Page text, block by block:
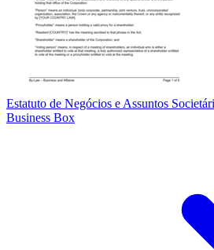
Estatuto de Negócios e Assuntos
Business Box